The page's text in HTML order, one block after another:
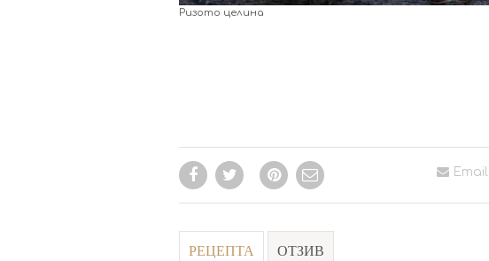
Ризото целина
Email
РЕЦЕПТА ОТЗИВ